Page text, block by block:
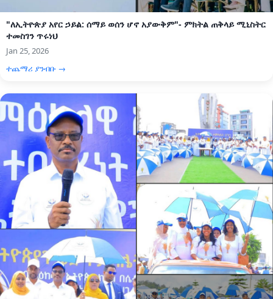
"ለኢትዮጵያ አየር ኃይል: ሰማይ ወሰን ሆኖ አያውቅም"- ምክትል ጠቅላይ ሚኒስትር
ተመስገን ጥሩነህ
Jan 25, 2026
ተጨማሪ ያንብቡ →